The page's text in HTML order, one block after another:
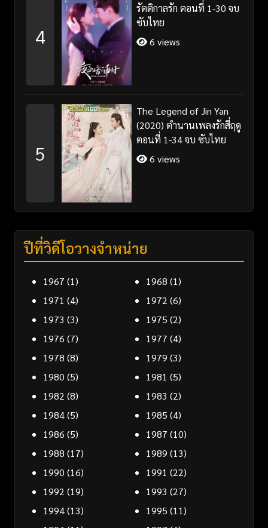
4
รัตติกาลรัก ตอนที่ 1-30 จบ
ซับไทย
6 views
5
The Legend of Jin Yan
(2020) ตำนานเพลงรักสี่ฤดู
ตอนที่ 1-34 จบ ซับไทย
6 views
ปีที่วิดีโอวางจำหน่าย
1967 (1) 1968 (1)
1971 (4) 1972 (6)
1973 (3) 1975 (2)
1976 (7) 1977 (4)
1978 (8) 1979 (3)
1980 (5) 1981 (5)
1982 (8) 1983 (2)
1984(5) 1985 (4)
1986 (5) 1987 (10)
1988 (17) 1989 (13)
1990 (16) 1991 (22)
1992 (19) 1993 (27)
1994(13) 1995 (11)